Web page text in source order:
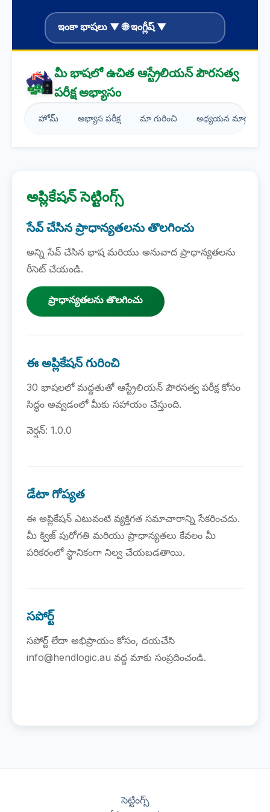
ఇంకా భాషలు ▼ 🌐 ఇంగ్లీష్ ▼
మీ భాషలో ఉచిత ఆస్ట్రేలియన్ పౌరసత్వ
పరీక్ష అభ్యాసం
హోమ్ అభ్యాస పరీక్ష మా గురించి అధ్యయన మార్గదర్శకం
అప్లికేషన్ సెట్టింగ్స్
సేవ్ చేసిన ప్రాధాన్యతలను తొలగించు
అన్ని సేవ్ చేసిన భాష మరియు అనువాద ప్రాధాన్యతలను
రీసెట్ చేయండి.
ప్రాధాన్యతలను తొలగించు
ఈ అప్లికేషన్ గురించి
30 భాషలలో మద్దతుతో ఆస్ట్రేలియన్ పౌరసత్వ పరీక్ష కోసం
సిద్ధం అవ్వడంలో మీకు సహాయం చేస్తుంది.
వెర్షన్: 1.0.0
డేటా గోప్యత
ఈ అప్లికేషన్ ఎటువంటి వ్యక్తిగత సమాచారాన్ని సేకరించదు.
మీ క్విజ్ పురోగతి మరియు ప్రాధాన్యతలు కేవలం మీ
పరికరంలో స్థానికంగా నిల్వ చేయబడతాయి.
సపోర్ట్
సపోర్ట్ లేదా అభిప్రాయం కోసం, దయచేసి
info@hendlogic.au వద్ద మాకు సంప్రదించండి.
సెట్టింగ్స్